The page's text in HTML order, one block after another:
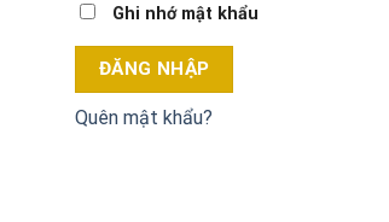
Ghi nhớ mật khẩu
ĐĂNG NHẬP
Quên mật khẩu?